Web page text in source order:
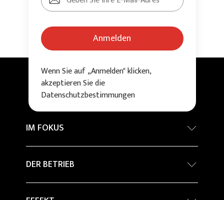
Anmelden
Wenn Sie auf „Anmelden" klicken,
akzeptieren Sie die
Datenschutzbestimmungen
IM FOKUS
Grand Prix
DER BETRIEB